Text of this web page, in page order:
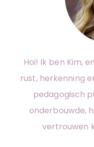
Hoi! Ik ben Kim,
rust, herkenning
pedagogisch
onderbouwde,
vertrouwen